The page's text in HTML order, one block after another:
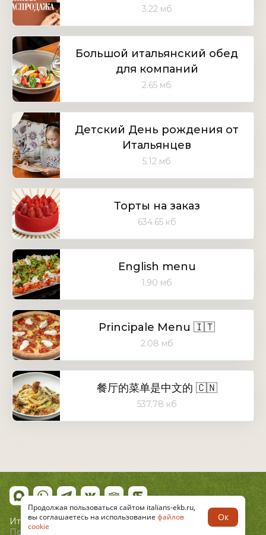
3.22 мб
Большой итальянский обед
для компаний
2.65 мб
Детский День рождения от
Итальянцев
5.12 мб
Торты на заказ
634.65 кб
English menu
1.90 мб
Principale Menu 🇮🇹
2.08 мб
餐厅的菜单是中文的 🇨🇳
537.78 кб
Итальянцы © 2026
Политика конфиденциальности
Продолжая пользоваться сайтом italians-ekb.ru,
вы соглашаетесь на использование файлов
cookie
Ок